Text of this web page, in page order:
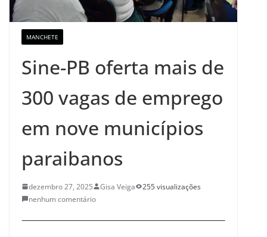
MANCHETE
Sine-PB oferta mais de
300 vagas de emprego
em nove municípios
paraibanos
dezembro 27, 2025 Gisa Veiga
255 visualizações
nenhum comentário